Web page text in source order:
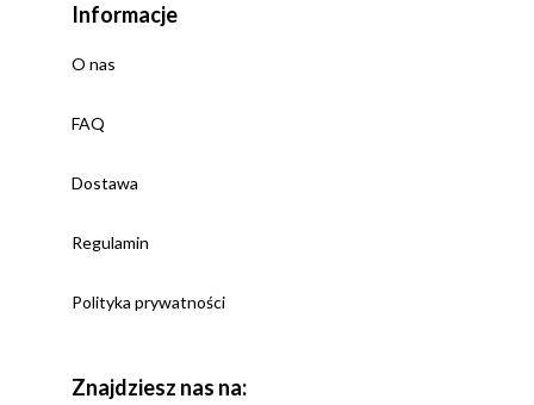
Informacje
O nas
FAQ
Dostawa
Regulamin
Polityka prywatności
Znajdziesz nas na: